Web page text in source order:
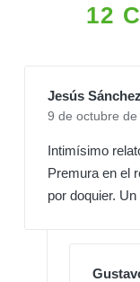
12
Jesús
9 de octubre de
Intimísimo
Premura en el
por doquier.